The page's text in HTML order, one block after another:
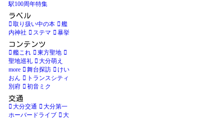
駅100周年特集
ラベル
取り扱い中の本
艦
内神社
ステマ 暴挙
コンテンツ
艦これ
東方聖地
聖地巡礼
大分萌え
more
舞台探訪
けい
おん
トランスシティ
別府
初音ミク
交通
大分交通
大分第一
ホーバードライブ
大